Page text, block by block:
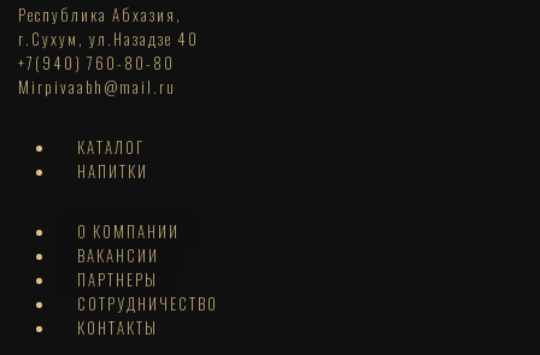
Республика Абхазия,
г.Сухум, ул.Назадзе 40
+7(940) 760-80-80
Mirpivaabh@mail.ru
КАТАЛОГ
НАПИТКИ
О КОМПАНИИ
ВАКАНСИИ
ПАРТНЕРЫ
СОТРУДНИЧЕСТВО
КОНТАКТЫ